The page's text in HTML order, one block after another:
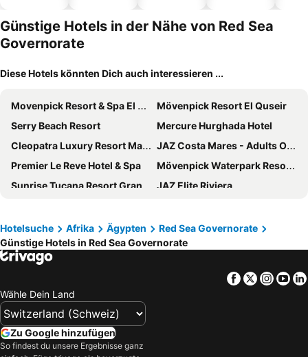
Günstige Hotels in der Nähe von Red Sea
Governorate
Diese Hotels könnten Dich auch interessieren ...
Movenpick Resort & Spa El Gouna
Mövenpick Resort El Quseir
Serry Beach Resort
Mercure Hurghada Hotel
Cleopatra Luxury Resort Makadi Bay
JAZ Costa Mares - Adults Only +16
Premier Le Reve Hotel & Spa
Mövenpick Waterpark Resort & Spa Soma Bay
Sunrise Tucana Resort Grand Select
JAZ Elite Riviera
Club Paradisio El Gouna
Pickalbatros Villaggio Resort - Portofino Marsa Alam
Steigenberger Resort Alaya Marsa Alam – Red Sea
JAZ Solaya
Utopia Beach Club
Marina Resort Port Ghalib, a member of Radisson Individuals
Calimera Blend Paradise
Alaya - Adults Only
Seagull beach resort
Hotelsuche Afrika Ägypten
Red Sea Governorate
Günstige Hotels in Red Sea Governorate
Facebook
Twitter
Wähle Dein Land
Zu Google hinzufügen
So findest du unsere Ergebnisse ganz